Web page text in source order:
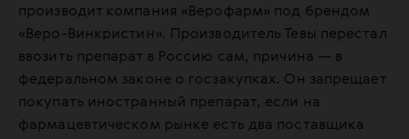
производит компания «Верофарм» под брендом
«Веро-Винкристин». Производитель Тевы перестал
ввозить препарат в Россию сам, причина — в
федеральном законе о госзакупках. Он запрещает
покупать иностранный препарат, если на
фармацевтическом рынке есть два поставщика